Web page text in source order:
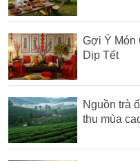
Gợi Ý Món
Dịp Tết
Nguồn trà
thu mùa